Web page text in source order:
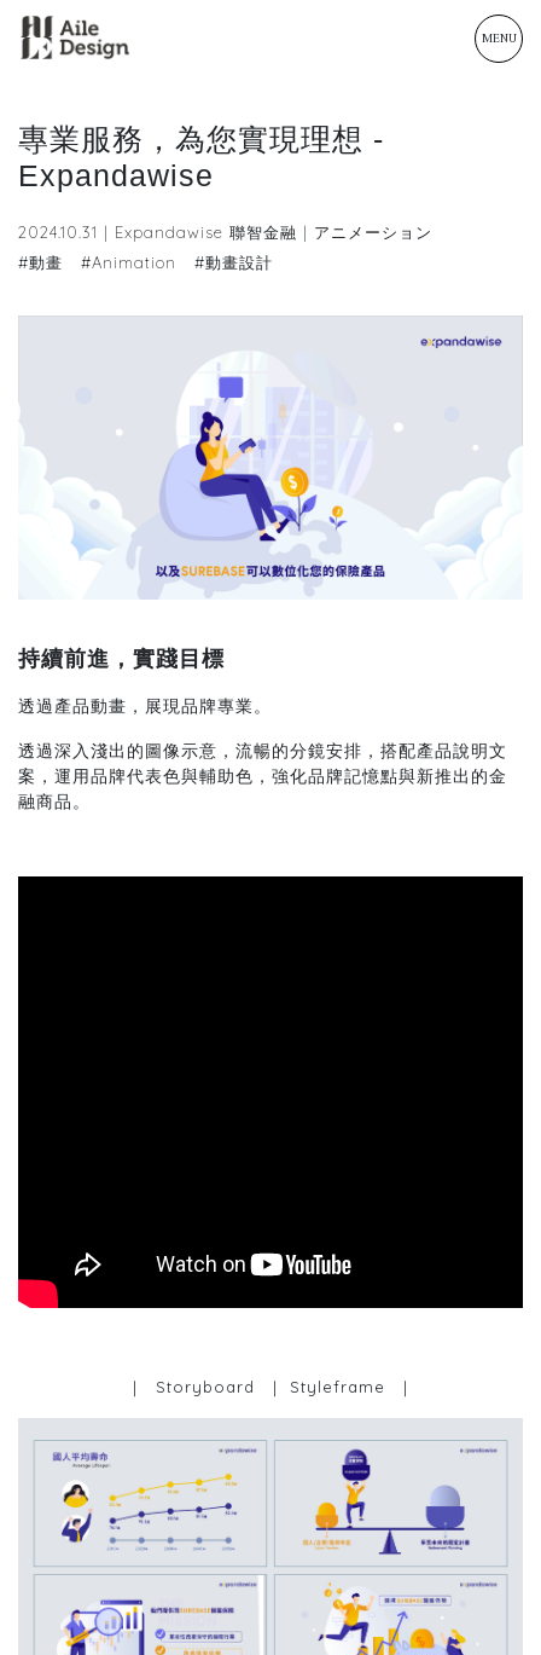
MENU
專業服務，為您實現理想 -
Expandawise
2024.10.31 | Expandawise 聯智金融 | アニメーション
#動畫
#Animation #動畫設計
持續前進，實踐目標
透過產品動畫，展現品牌專業。
透過深入淺出的圖像示意，流暢的分鏡安排，搭配產品說明文
案，運用品牌代表色與輔助色，強化品牌記憶點與新推出的金
融商品。
｜ Storyboard ｜ Styleframe ｜